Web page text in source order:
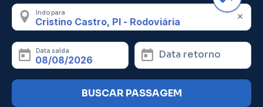
Indo para
Data saída Data retorno
BUSCAR PASSAGEM